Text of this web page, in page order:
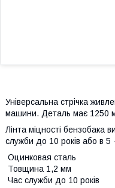
Універсальна стрічка
машини. Деталь має 1250
Лінта міцності бензобака
служби до 10 років або в 5
Оцинковая сталь
Товщина 1,2 мм
Час служби до 10 років